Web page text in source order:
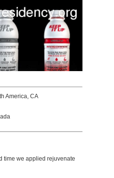
America, CA
time we applied rejuvenate